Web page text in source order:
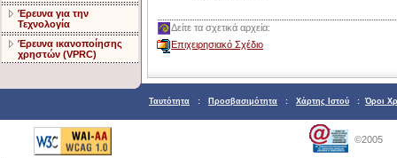
Έρευνα για την
Τεχνολογία
Έρευνα ικανοποίησης
χρηστών (VPRC)
Δείτε τα σχετικά αρχεία:
Επιχειρησιακό Σχέδιο
Ταυτότητα : Προσβασιμότητα : Χάρτης Ιστού : Όροι
©2005